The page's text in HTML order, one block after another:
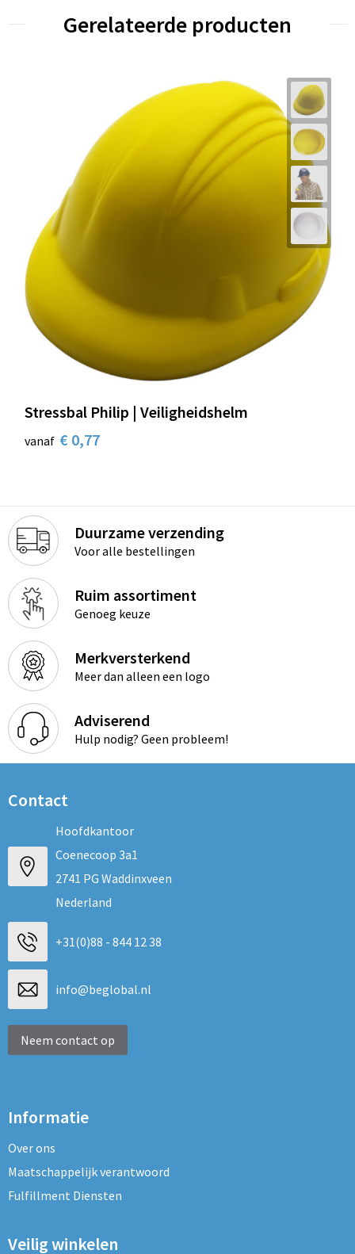
Gerelateerde producten
Stressbal Philip | Veiligheidshelm
vanaf € 0,77
Duurzame verzending
Voor alle bestellingen
Ruim assortiment
Genoeg keuze
Merkversterkend
Meer dan alleen een logo
Adviserend
Hulp nodig? Geen probleem!
Contact
Hoofdkantoor
Coenecoop 3a1
2741 PG Waddinxveen
Nederland
+31(0)88 - 844 12 38
info@beglobal.nl
Neem contact op
Informatie
Over ons
Maatschappelijk verantwoord
Fulfillment Diensten
Veilig winkelen